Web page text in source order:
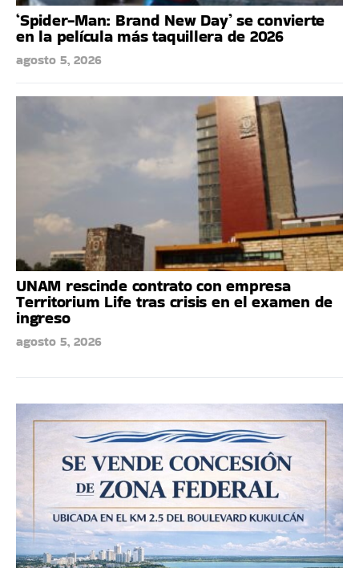
‘Spider-Man: Brand New Day’ se convierte
en la película más taquillera de 2026
agosto 5, 2026
UNAM rescinde contrato con empresa
Territorium Life tras crisis en el examen de
ingreso
agosto 5, 2026